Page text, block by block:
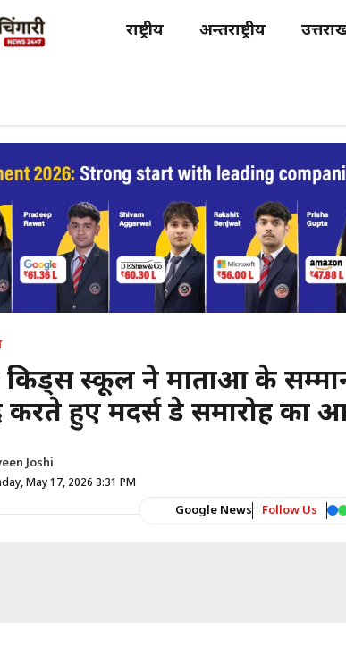
राष्ट्रीय अन्तर्राष्ट्रीय
किड्स स्कूल ने माताओं के
करते हुए मदर्स डे समारोह का
Joshi
May 17, 2026 3:31 PM
Google News Follow Us